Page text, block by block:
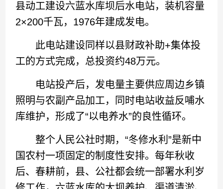
县动工建设六蓝水库坝后水电站，装机容量
2×200千瓦，1976年建成发电。
此电站建设同样以县财政补助+集体投
工的方式完成，总投资约48万元。
电站投产后，发电量主要供应周边乡镇
照明与农副产品加工，同时电站收益反哺水
库维护，形成了“以电养水”的良性循环。
整个人民公社时期，“冬修水利”是新中
国农村一项固定的制度性安排。每年秋收
后、春耕前，县、公社都会统一部署水利岁